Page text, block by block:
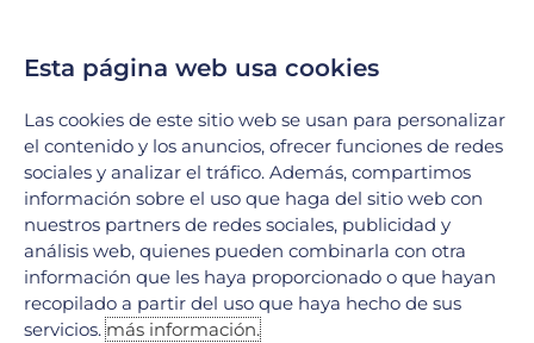
actividad física regular puede reducir
enfermedades cardíacas.
7.
Limitar el consumo de alcohol
El consumo excesivo de alcohol puede elevar la
presión arterial y contribuir al aumento de peso,
además de aumentar el riesgo de problemas
cardíacos.
Esta página web usa cookies
Las cookies de este sitio web se usan para personalizar
el contenido y los anuncios, ofrecer funciones de redes
sociales y analizar el tráfico. Además, compartimos
información sobre el uso que haga del sitio web con
nuestros partners de redes sociales, publicidad y
análisis web, quienes pueden combinarla con otra
información que les haya proporcionado o que hayan
recopilado a partir del uso que haya hecho de sus
servicios.más información.